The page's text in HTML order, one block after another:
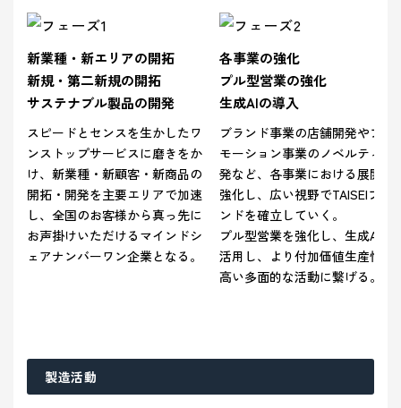
新業種・新エリアの開拓
新規・第二新規の開拓
サステナブル製品の開発
スピードとセンスを生かしたワ
ンストップサービスに磨きをか
け、新業種・新顧客・新商品の
開拓・開発を主要エリアで加速
し、全国のお客様から真っ先に
お声掛けいただけるマインドシ
ェアナンバーワン企業となる。
各事業の強化
プル型営業の強化
生成AIの導入
ブランド事業の店舗開発やプロ
モーション事業のノベルティ開
発など、各事業における展開を
強化し、広い視野でTAISEIブラ
ンドを確立していく。
プル型営業を強化し、生成AIを
活用し、より付加価値生産性の
高い多面的な活動に繋げる。
製造活動